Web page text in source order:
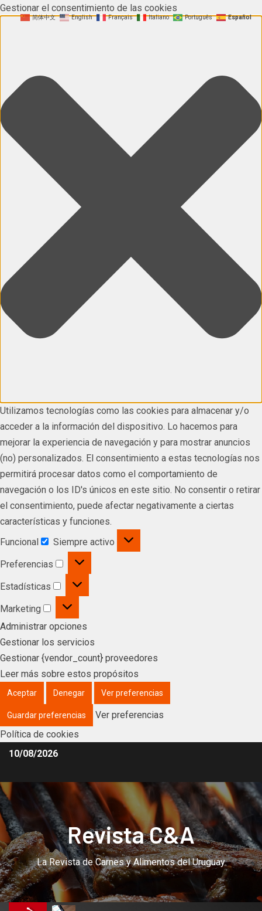
Gestionar el consentimiento de las cookies
Utilizamos tecnologías como las cookies para almacenar y/o
acceder a la información del dispositivo. Lo hacemos para
mejorar la experiencia de navegación y para mostrar anuncios
(no) personalizados. El consentimiento a estas tecnologías nos
permitirá procesar datos como el comportamiento de
navegación o los ID's únicos en este sitio. No consentir o retirar
el consentimiento, puede afectar negativamente a ciertas
características y funciones.
Funcional
Siempre activo
Preferencias
Estadísticas
Marketing
Administrar opciones
Gestionar los servicios
Gestionar {vendor_count} proveedores
Leer más sobre estos propósitos
Aceptar Denegar Ver preferencias
Guardar preferencias
Ver preferencias
Política de cookies
10/08/2026
Revista C&A
La Revista de Carnes y Alimentos del Uruguay
简体中文 English Français Italiano Português Español